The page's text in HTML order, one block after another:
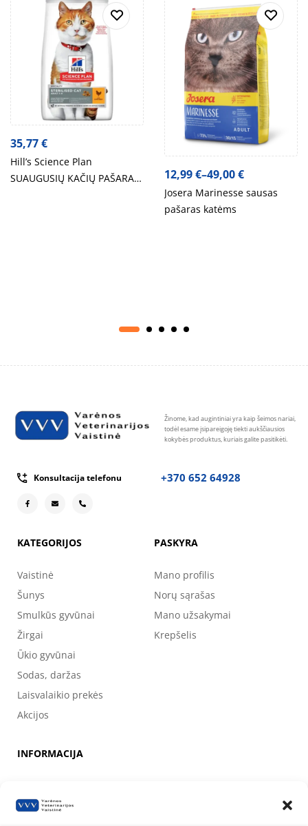
35,77€
Hill’s Science Plan
SUAUGUSIŲ KAČIŲ PAŠARAS
12,99€–49,00€
Josera Marinesse sausas
pašaras katėms
Žinome, kad augintiniai yra kaip šeimos nariai,
todėl esame įsipareigoję tiekti aukščiausios
kokybės produktus, kuriais galite pasitikėti.
Konsultacija telefonu +370 652 64928
KATEGORIJOS
Vaistinė
Šunys
Smulkūs gyvūnai
Žirgai
Ūkio gyvūnai
Sodas, daržas
Laisvalaikio prekės
Akcijos
PASKYRA
Mano profilis
Norų sąrašas
Mano užsakymai
Krepšelis
INFORMACIJA
Kontaktai